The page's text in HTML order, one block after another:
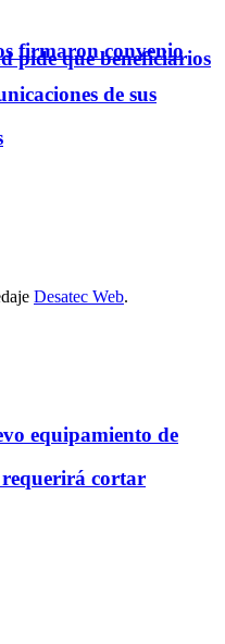
firmaron convenio
de sus
equipamiento de
requerirá cortar
pide que beneficiarios
Desatec Web.